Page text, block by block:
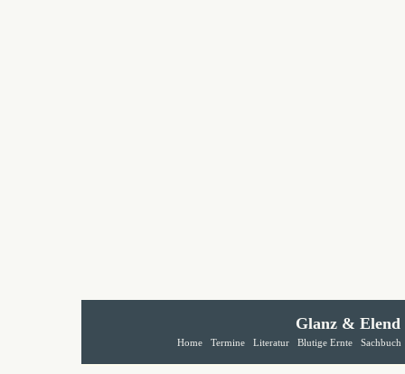
Glanz & Elend
Home Termine Literatur Blutige Ernte Sachbuch